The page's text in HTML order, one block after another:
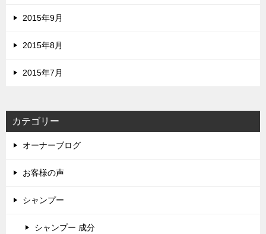
2015年9月
2015年8月
2015年7月
カテゴリー
オーナーブログ
お客様の声
シャンプー
シャンプー 成分